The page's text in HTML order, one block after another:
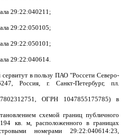
29:22:040211;
29:22:050105;
29:22:050101;
29:22:040614.
в пользу ПАО "Россети Северо-
Россия, г. Санкт-Петербург, пл.
ОГРН 1047855175785) в
схемой границ публичного
кв. м, расположенного в границах
номерами 29:22:040614:23,